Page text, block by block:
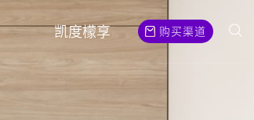
凯度檬享 购买渠道